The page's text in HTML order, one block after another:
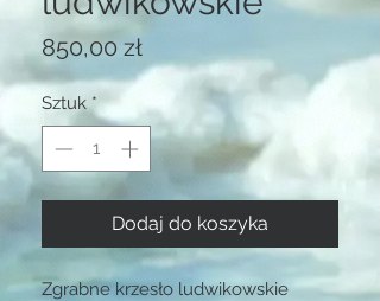
850,00 złCena
Sztuk *
Dodaj do koszyka
Zgrabne krzesło ludwikowskie